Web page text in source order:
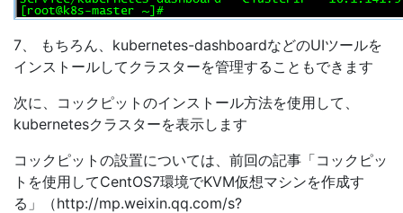
7、 もちろん、kubernetes-dashboardなどのUIツールを
インストールしてクラスターを管理することもできます
次に、コックピットのインストール方法を使用して、
kubernetesクラスターを表示します
コックピットの設置については、前回の記事「コックピッ
トを使用してCentOS7環境でKVM仮想マシンを作成す
る」（http://mp.weixin.qq.com/s?